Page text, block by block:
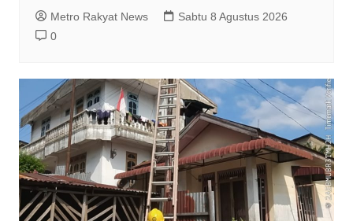
Metro Rakyat News
Sabtu 8 Agustus 2026
0